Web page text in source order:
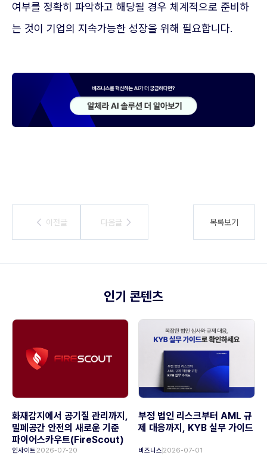
여부를 정확히 파악하고 해당될 경우 체계적으로 준비하
는 것이 기업의 지속가능한 성장을 위해 필요합니다.
이전글
이전글 다음글
다음글 목록보기
인기 콘텐츠
화재감지에서 공기질 관리까지,
밀폐공간 안전의 새로운 기준
파이어스카우트(FireScout)
인사이트 2026-07-20
부정 법인 리스크부터 AML 규
제 대응까지, KYB 실무 가이드
비즈니스 2026-07-01